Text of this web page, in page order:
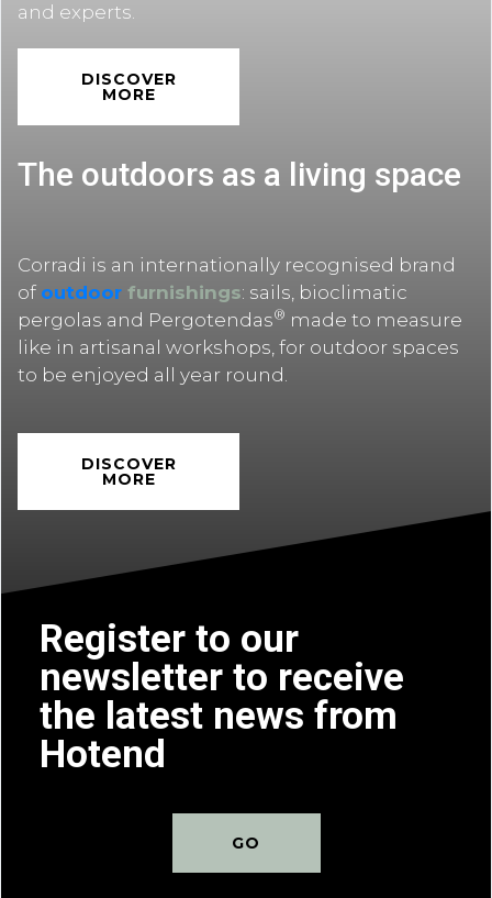
and experts.
DISCOVER
MORE
The outdoors as a living space
Corradi is an internationally recognised brand
of outdoor furnishings: sails, bioclimatic
pergolas and Pergotendas® made to measure
like in artisanal workshops, for outdoor spaces
to be enjoyed all year round.
DISCOVER
MORE
Register to our
newsletter to receive
the latest news from
Hotend
GO